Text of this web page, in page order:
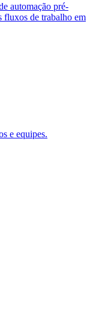
automação pré-
fluxos de trabalho em
e equipes.